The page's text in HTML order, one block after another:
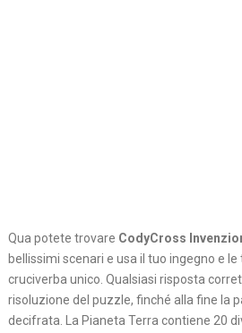
Qua potete trovare CodyCross
bellissimi scenari e usa il tuo ingegno e
cruciverba unico. Qualsiasi risposta
risoluzione del puzzle, finché alla fine la
decifrata. La Pianeta Terra contiene 20